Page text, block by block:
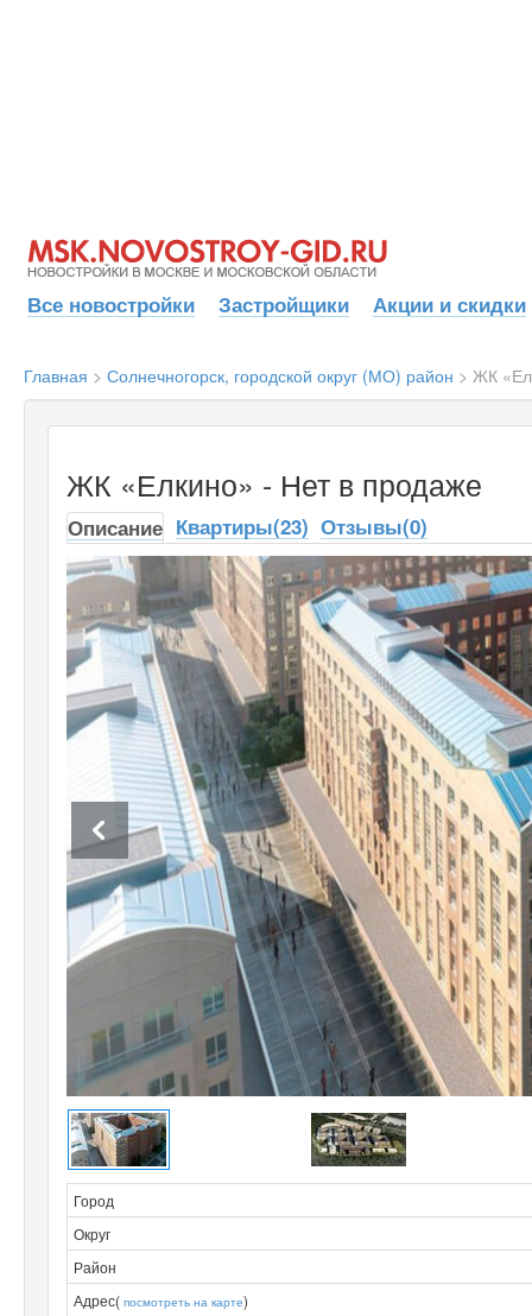
Все новостройки Застройщики Акции и скидки
Главная > Солнечногорск, городской округ (МО) район > ЖК
ЖК «Елкино» - Нет в продаже
Описание Квартиры(23) Отзывы(0)
Город
Округ
Район
Адрес( посмотреть на карте)